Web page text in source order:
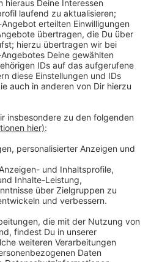
Dederky weiß aus
leider mit ihren Emotionen
keine Möglichkeit, diese in
Eltern können oder machen
nur: 'Stell dich nicht so an."
Er besucht Schulen und
mit ihren Gefühlen umgehen
mehr Glück